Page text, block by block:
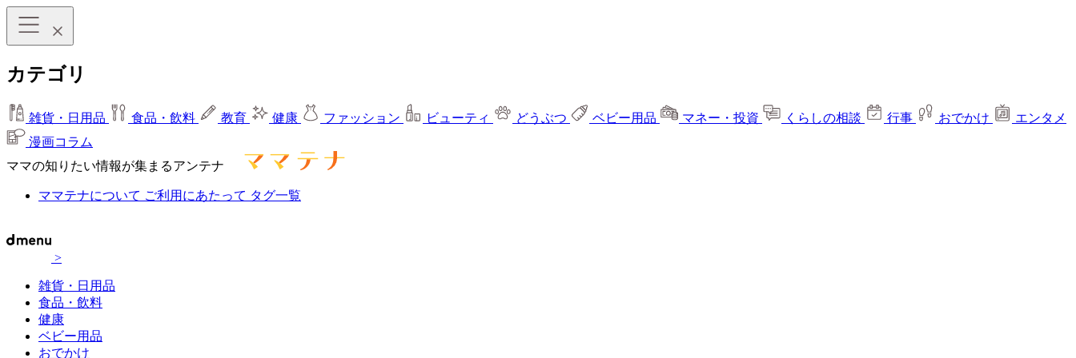
カテゴリ
雑貨・日用品 食品・飲料 教育 健康 ファッション ビューティ どうぶつ ベビー用品 マネー・投資 くらしの相談 行事 おでかけ
エンタメ
漫画コラム
ママの知りたい情報が集まるアンテナ
ママテナについて ご利用にあたって タグ一覧
>
雑貨・日用品
食品・飲料
健康
ベビー用品
おでかけ